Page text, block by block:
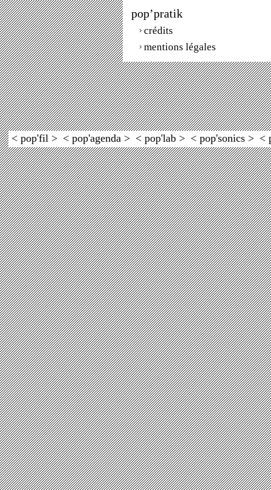
pop’pratik
crédits
mentions légales
< pop'fil > < pop'agenda > < pop'lab > < pop'sonics > <